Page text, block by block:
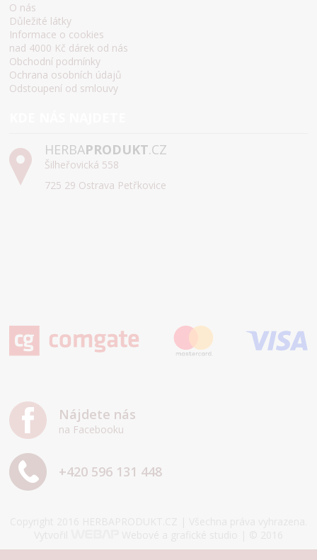
O nás
Důležité látky
Informace o cookies
nad 4000 Kč dárek od nás
Obchodní podmínky
Ochrana osobních údajů
Odstoupení od smlouvy
HERBAPRODUKT.CZ
Šilheřovická 558
725 29 Ostrava Petřkovice
Nájdete nás
na Facebooku
+420 596 131 448